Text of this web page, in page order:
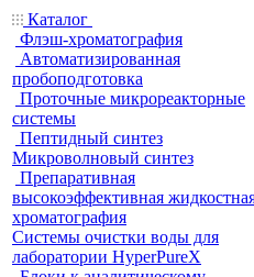
Каталог
Флэш-хроматография
Автоматизированная
пробоподготовка
Проточные микрореакторные
системы
Пептидный синтез
Микроволновый синтез
Препаративная
высокоэффективная
хроматография
Системы очистки воды для
лаборатории HyperPureX